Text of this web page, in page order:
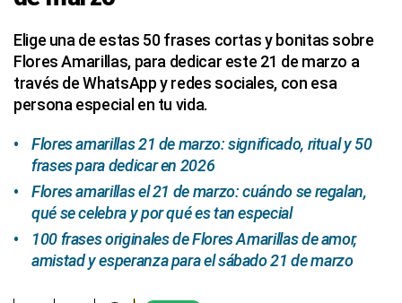
Elige una de estas 50 frases cortas y bonitas sobre
Flores Amarillas, para dedicar este 21 de marzo a
través de WhatsApp y redes sociales, con esa
persona especial en tu vida.
Flores amarillas 21 de marzo: significado, ritual y 50
frases para dedicar en 2026
Flores amarillas el 21 de marzo: cuándo se regalan,
qué se celebra y por qué es tan especial
100 frases originales de Flores Amarillas de amor,
amistad y esperanza para el sábado 21 de marzo